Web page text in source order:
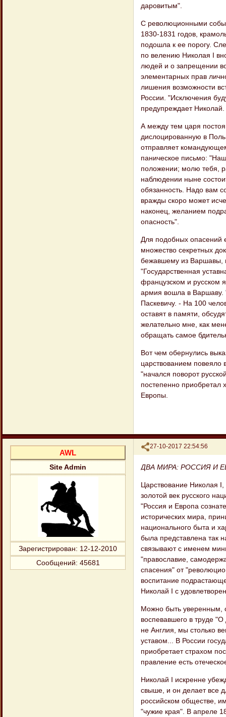
даровитым".
С революционными
1830-1831 годов,
подошла к ее порогу.
по велению Николая I
людей и о запрещении
элементарных прав
лишения возможности
России. "Исключения
предупреждает Николай.
А между тем царя
дислоцированную в
отправляет
паническое письмо:
положении; молю тебя,
наблюдении ныне
обязанность. Надо вам
вражды скоро может
наконец, желанием
опасность".
Для подобных опасений
множество секретных
бежавшему из Варшавы,
"Государственная
французском и русском
армия вошла в Варшаву.
Паскевичу. - На 100
оставят в памяти,
желательно мне, как
обращать самое
Вот чем обернулись
царствованием повеяло
"начался поворот
постепенно приобретал
Европы.
Поделиться
27-10-2017 22:54:56
AWL
Site Admin
Зарегистрирован: 12-12-2010
Сообщений: 45681
ДВА МИРА: РОССИЯ И
Царствование Николая
золотой век русского
"Россия и Европа
исторических мира,
национального быта и
была представлена так
связывают с именем
"православие,
спасения" от
воспитание
Николай I с
Можно быть уверенным,
воспевавшего в труде
не Англия, мы столько
уставом... В России
приобретает страхом
правление есть
Николай I искренне
свыше, и он делает все
российском обществе,
"чужие края". В апреле